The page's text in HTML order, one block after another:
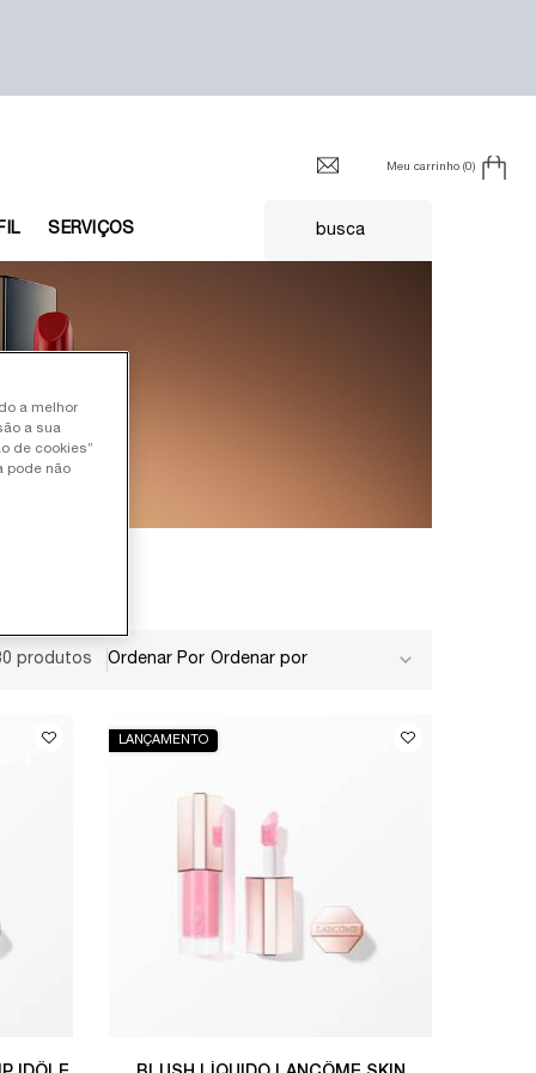
Meu carrinho 0
0 product in cart
SERVIÇOS busca
produtos Ordenar Por
LANÇAMENTO
a melhor
a sua
de cookies”
pode não